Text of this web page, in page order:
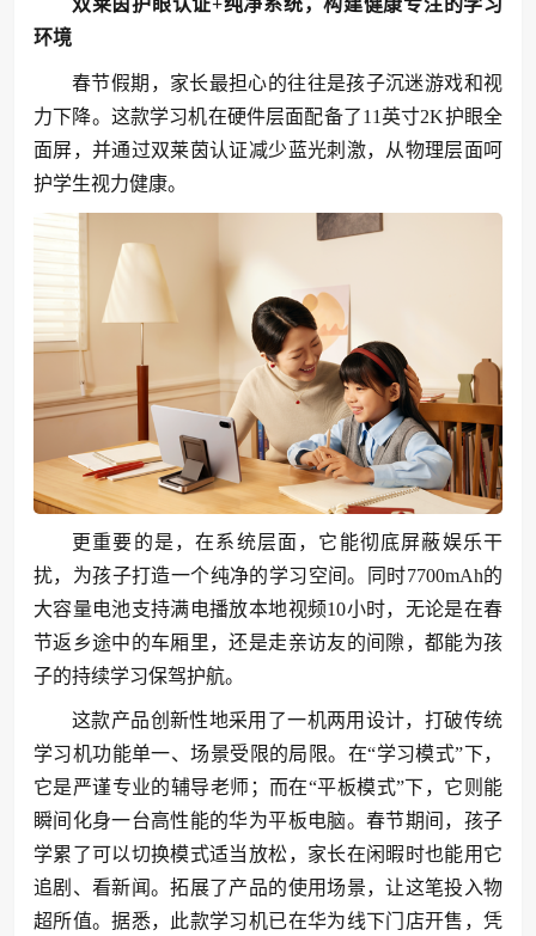
双莱茵护眼认证+纯净系统，构建健康专注的学习
环境
春节假期，家长最担心的往往是孩子沉迷游戏和视
力下降。这款学习机在硬件层面配备了11英寸2K护眼全
面屏，并通过双莱茵认证减少蓝光刺激，从物理层面呵
护学生视力健康。
更重要的是，在系统层面，它能彻底屏蔽娱乐干
扰，为孩子打造一个纯净的学习空间。同时7700mAh的
大容量电池支持满电播放本地视频10小时，无论是在春
节返乡途中的车厢里，还是走亲访友的间隙，都能为孩
子的持续学习保驾护航。
这款产品创新性地采用了一机两用设计，打破传统
学习机功能单一、场景受限的局限。在“学习模式”下，
它是严谨专业的辅导老师；而在“平板模式”下，它则能
瞬间化身一台高性能的华为平板电脑。春节期间，孩子
学累了可以切换模式适当放松，家长在闲暇时也能用它
追剧、看新闻。拓展了产品的使用场景，让这笔投入物
超所值。据悉，此款学习机已在华为线下门店开售，凭